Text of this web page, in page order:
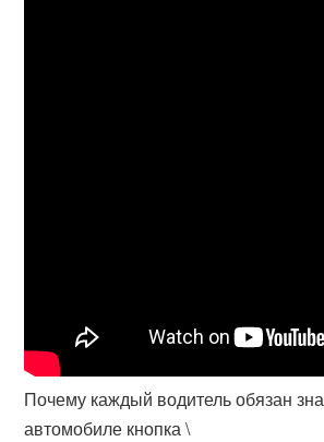
Почему каждый водитель обязан
автомобиле кнопка \